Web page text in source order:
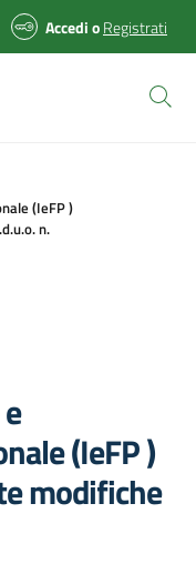
AccedioRegistrati
(IeFP )
n.
(IeFP )
modifiche